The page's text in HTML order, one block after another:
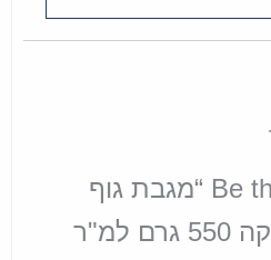
Be the first to review “מגבת גוף
100% כותנה חלקה 550 גרם למ"ר